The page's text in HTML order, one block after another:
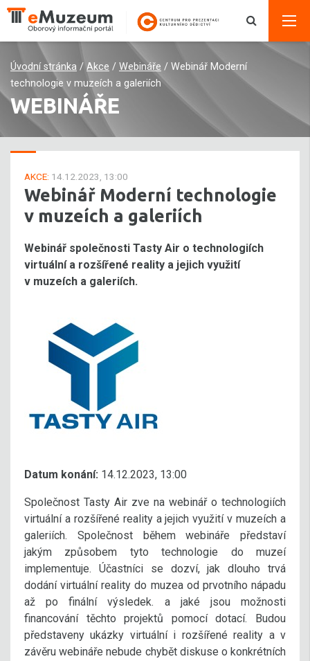
Úvodní stránka / Akce / Webináře / Webinář Moderní
technologie v muzeích a galeriích
WEBINÁŘE
AKCE: 14.12.2023, 13:00
Webinář Moderní technologie
v muzeích a galeriích
Webinář společnosti Tasty Air o technologiích
virtuální a rozšířené reality a jejich využití
v muzeích a galeriích.
Datum konání: 14.12.2023, 13:00
Společnost Tasty Air zve na webinář o technologiích
virtuální a rozšířené reality a jejich využití v muzeích a
galeriích. Společnost během webináře představí
jakým způsobem tyto technologie do muzeí
implementuje. Účastníci se dozví, jak dlouho trvá
dodání virtuální reality do muzea od prvotního nápadu
až po finální výsledek. a jaké jsou možnosti
financování těchto projektů pomocí dotací. Budou
představeny ukázky virtuální i rozšířené reality a v
závěru webináře nebude chybět diskuse o konkrétních